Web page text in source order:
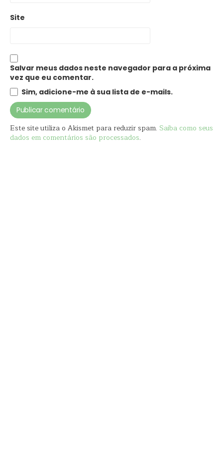
Site
Salvar meus dados neste navegador para a próxima
vez que eu comentar.
Sim, adicione-me à sua lista de e-mails.
Este site utiliza o Akismet para reduzir spam. Saiba como seus
dados em comentários são processados.